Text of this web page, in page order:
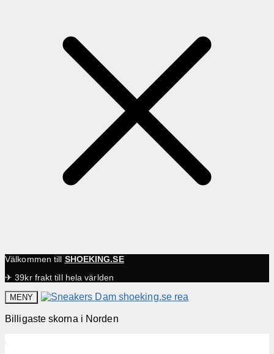
Välkommen till SHOEKING.SE
✈ 39kr frakt till hela världen
MENY
Billigaste skorna i Norden